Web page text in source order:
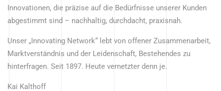
Innovationen, die präzise auf die Bedürfnisse unserer Kunden
abgestimmt sind – nachhaltig, durchdacht, praxisnah.
Unser „Innovating Network“ lebt von offener Zusammenarbeit,
Marktverständnis und der Leidenschaft, Bestehendes zu
hinterfragen. Seit 1897. Heute vernetzter denn je.
Kai Kalthoff